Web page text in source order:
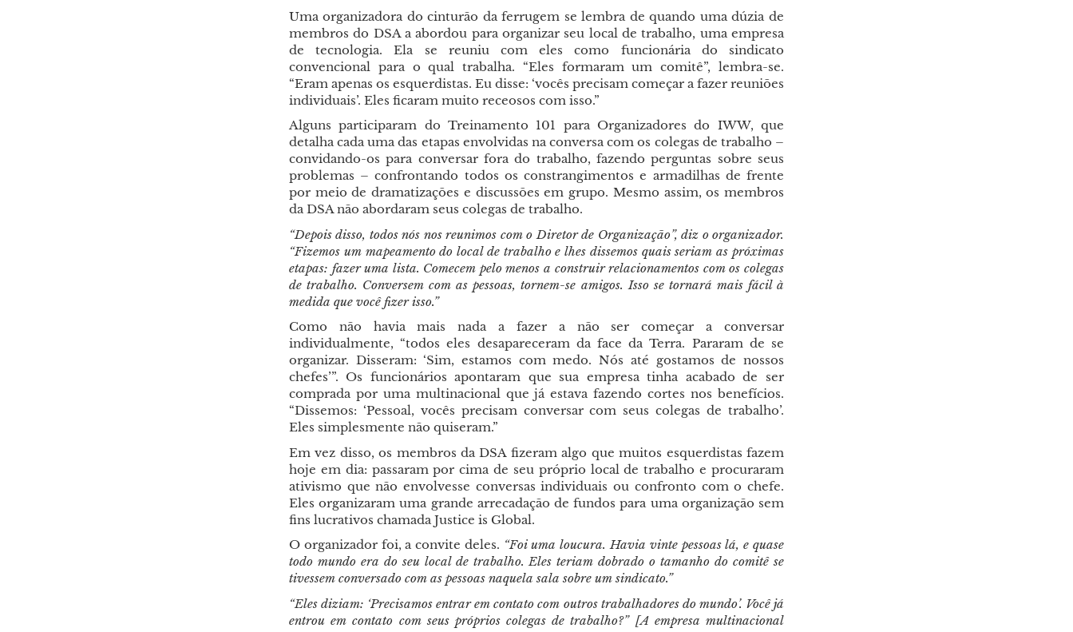
Uma organizadora do cinturão da ferrugem se lembra de quando uma dúzia de
membros do DSA a abordou para organizar seu local de trabalho, uma empresa
de tecnologia. Ela se reuniu com eles como funcionária do sindicato
convencional para o qual trabalha. “Eles formaram um comitê”, lembra-se.
“Eram apenas os esquerdistas. Eu disse: ‘vocês precisam começar a fazer reuniões
individuais’. Eles ficaram muito receosos com isso.”
Alguns participaram do Treinamento 101 para Organizadores do IWW, que
detalha cada uma das etapas envolvidas na conversa com os colegas de trabalho –
convidando-os para conversar fora do trabalho, fazendo perguntas sobre seus
problemas – confrontando todos os constrangimentos e armadilhas de frente
por meio de dramatizações e discussões em grupo. Mesmo assim, os membros
da DSA não abordaram seus colegas de trabalho.
“Depois disso, todos nós nos reunimos com o Diretor de Organização”, diz o organizador.
“Fizemos um mapeamento do local de trabalho e lhes dissemos quais seriam as próximas
etapas: fazer uma lista. Comecem pelo menos a construir relacionamentos com os colegas
de trabalho. Conversem com as pessoas, tornem-se amigos. Isso se tornará mais fácil à
medida que você fizer isso.”
Como não havia mais nada a fazer a não ser começar a conversar
individualmente, “todos eles desapareceram da face da Terra. Pararam de se
organizar. Disseram: ‘Sim, estamos com medo. Nós até gostamos de nossos
chefes’”. Os funcionários apontaram que sua empresa tinha acabado de ser
comprada por uma multinacional que já estava fazendo cortes nos benefícios.
“Dissemos: ‘Pessoal, vocês precisam conversar com seus colegas de trabalho’.
Eles simplesmente não quiseram.”
Em vez disso, os membros da DSA fizeram algo que muitos esquerdistas fazem
hoje em dia: passaram por cima de seu próprio local de trabalho e procuraram
ativismo que não envolvesse conversas individuais ou confronto com o chefe.
Eles organizaram uma grande arrecadação de fundos para uma organização sem
fins lucrativos chamada Justice is Global.
O organizador foi, a convite deles. “Foi uma loucura. Havia vinte pessoas lá, e quase
todo mundo era do seu local de trabalho. Eles teriam dobrado o tamanho do comitê se
tivessem conversado com as pessoas naquela sala sobre um sindicato.”
“Eles diziam: ‘Precisamos entrar em contato com outros trabalhadores do mundo’. Você já
entrou em contato com seus próprios colegas de trabalho?” [A empresa multinacional